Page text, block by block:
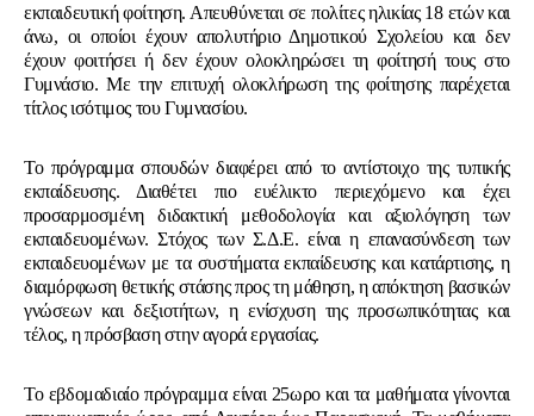
εκπαιδευτική φοίτηση. Απευθύνεται σε πολίτες ηλικίας 18 ετών και
άνω, οι οποίοι έχουν απολυτήριο Δημοτικού Σχολείου και δεν
έχουν φοιτήσει ή δεν έχουν ολοκληρώσει τη φοίτησή τους στο
Γυμνάσιο. Με την επιτυχή ολοκλήρωση της φοίτησης παρέχεται
τίτλος ισότιμος του Γυμνασίου.
Το πρόγραμμα σπουδών διαφέρει από το αντίστοιχο της τυπικής
εκπαίδευσης. Διαθέτει πιο ευέλικτο περιεχόμενο και έχει
προσαρμοσμένη διδακτική μεθοδολογία και αξιολόγηση των
εκπαιδευομένων. Στόχος των Σ.Δ.Ε. είναι η επανασύνδεση των
εκπαιδευομένων με τα συστήματα εκπαίδευσης και κατάρτισης, η
διαμόρφωση θετικής στάσης προς τη μάθηση, η απόκτηση βασικών
γνώσεων και δεξιοτήτων, η ενίσχυση της προσωπικότητας και
τέλος, η πρόσβαση στην αγορά εργασίας.
Το εβδομαδιαίο πρόγραμμα είναι 25ωρο και τα μαθήματα γίνονται